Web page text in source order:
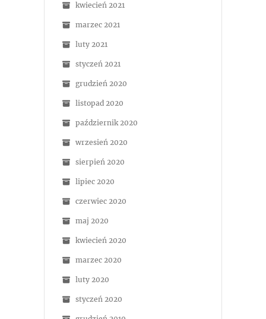
kwiecień 2021
marzec 2021
luty 2021
styczeń 2021
grudzień 2020
listopad 2020
październik 2020
wrzesień 2020
sierpień 2020
lipiec 2020
czerwiec 2020
maj 2020
kwiecień 2020
marzec 2020
luty 2020
styczeń 2020